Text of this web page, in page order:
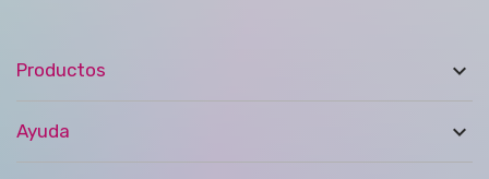
Productos 
Ayuda 